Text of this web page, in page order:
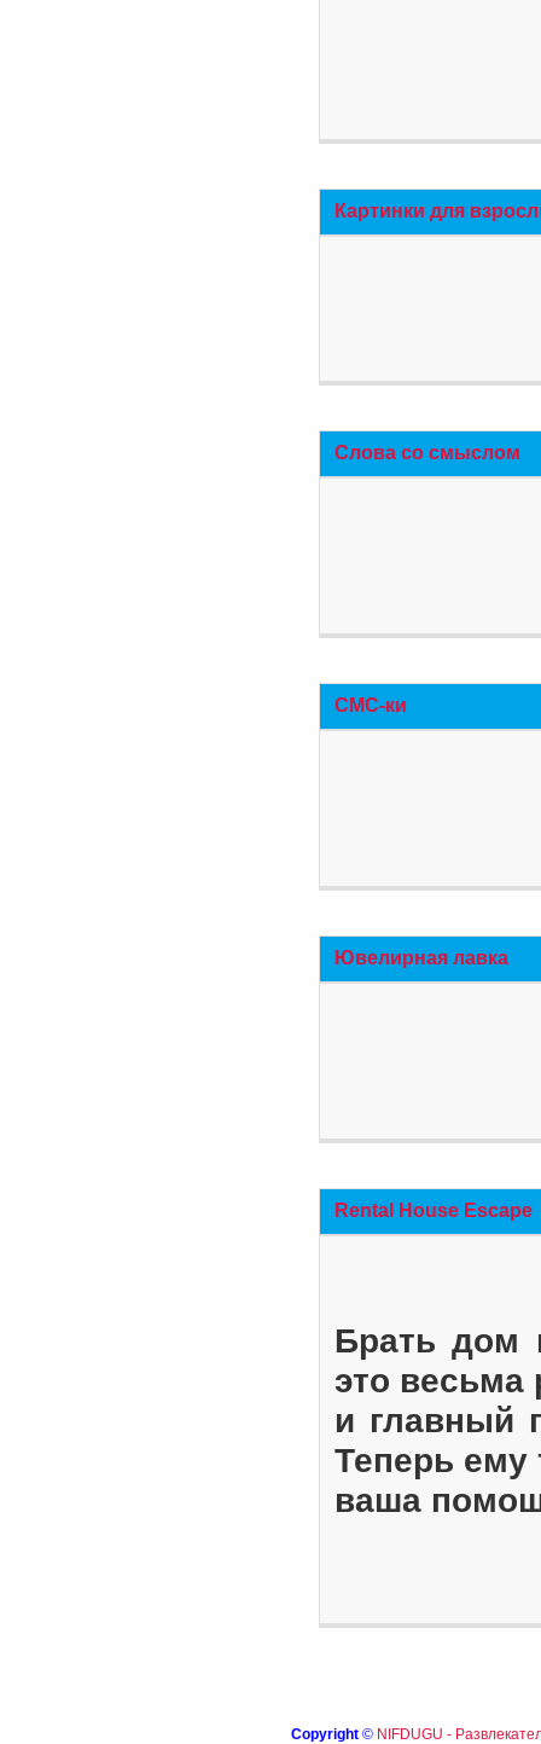
Картинки для
Слова со смыслом
СМС-ки
Ювелирная лавка
Rental House Escape
Брать дом
это весьма
и главный
Теперь ему
ваша
Copyright © NIFDUGU -